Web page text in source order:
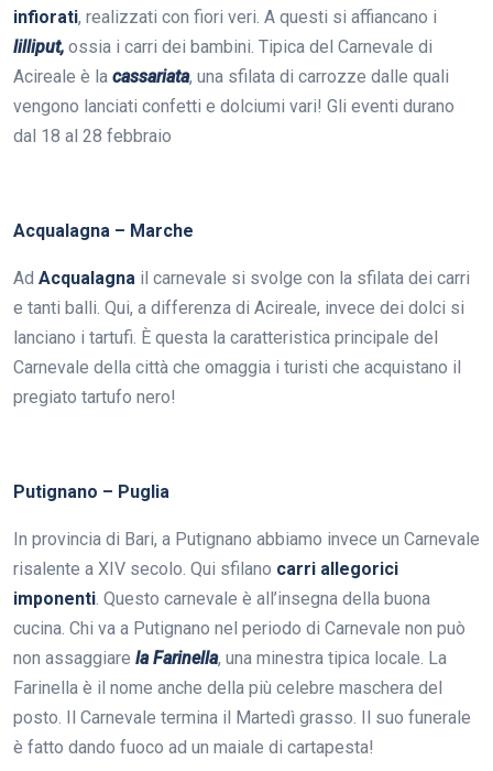
infiorati, realizzati con fiori veri. A questi si affiancano i
lilliput, ossia i carri dei bambini. Tipica del Carnevale di
Acireale è la cassariata, una sfilata di carrozze dalle quali
vengono lanciati confetti e dolciumi vari! Gli eventi durano
dal 18 al 28 febbraio
Acqualagna – Marche
Ad Acqualagna il carnevale si svolge con la sfilata dei carri
e tanti balli. Qui, a differenza di Acireale, invece dei dolci si
lanciano i tartufi. È questa la caratteristica principale del
Carnevale della città che omaggia i turisti che acquistano il
pregiato tartufo nero!
Putignano – Puglia
In provincia di Bari, a Putignano abbiamo invece un Carnevale
risalente a XIV secolo. Qui sfilano carri allegorici
imponenti. Questo carnevale è all’insegna della buona
cucina. Chi va a Putignano nel periodo di Carnevale non può
non assaggiare la Farinella, una minestra tipica locale. La
Farinella è il nome anche della più celebre maschera del
posto. Il Carnevale termina il Martedì grasso. Il suo funerale
è fatto dando fuoco ad un maiale di cartapesta!